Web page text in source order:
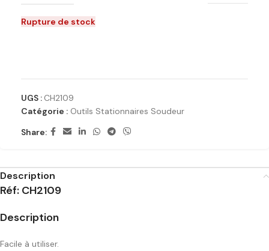
Rupture de stock
UGS : CH2109
Catégorie : Outils Stationnaires Soudeur
Share:
Description
Réf: CH2109
Description
Facile à utiliser.